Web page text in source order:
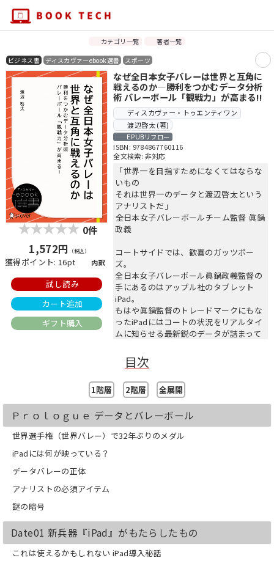
カテゴリ一覧 著者一覧
ビジネス書 ディスカヴァーebook選書 スポーツ
0件
1,572円 （税込）
獲得ポイント: 16pt 内訳
試し読み
カート追加
ギフト購入
なぜ全日本女子バレーは世界と互角に
戦えるのか―勝利をつかむデータ分析
術 バレーボール「観戦力」が高まる!!
ディスカヴァー・トゥエンティワン
渡辺啓太 (著)
EPUBリフロー
ISBN: 9784867760116
全文検索: 非対応
「世界一を目指すためになくてはならな
いもの
それは世界一のデータと渡辺啓太という
アナリストだ」
――全日本女子バレーボールチーム監督 眞鍋
政義
コートサイドでは、歓喜のガッツポー
ズ。
全日本女子バレーボール眞鍋政義監督の
手にあるのはアップル社のタブレット
iPad。
もはや眞鍋監督のトレードマークにもな
ったiPadにはコートの状況をリアルタイ
ムに知らせる最新鋭のデータが詰まって
90年代、イタリアで始まったバレーボー
ルのデータ化。圧倒的な跳躍力を武器に
台頭したキューバ、アジアでは中国の高
さに屈していたかつての覇権国・日本
は、復活をデータバレーに委ね、2010年
女子世界選手権で32年ぶりの銅メダルを
獲得した。
してきた名参謀・渡辺啓太氏が、データ
黎明期の日本バレー、五輪、数々の世界
大会の舞台裏を語る。
目次
1階層 2階層 全展開
Ｐｒｏｌｏｇｕｅ データとバレーボール
世界選手権（世界バレー）で32年ぶりのメダル
iPadには何が映っている？
データバレーの正体
アナリストの必須アイテム
謎の暗号
Date01 新兵器『iPad』がもたらしたもの
これは使えるかもしれない iPad導入秘話